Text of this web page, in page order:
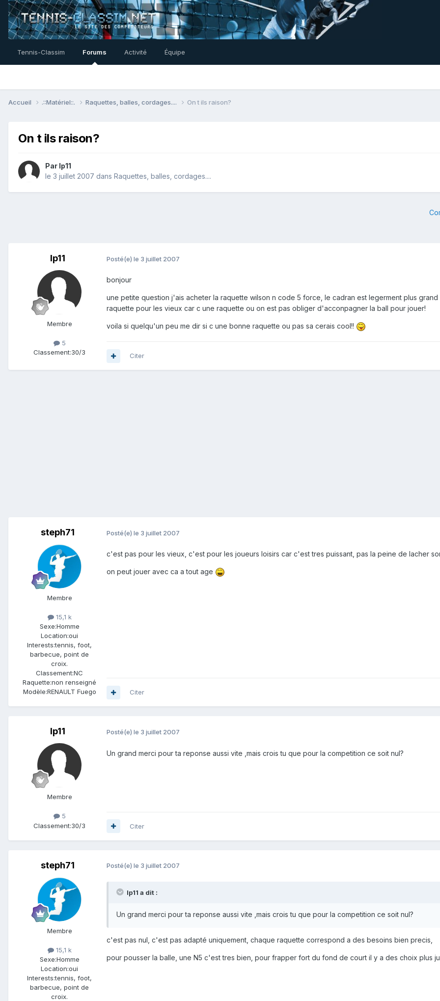
Tennis-Classim Forums Activité Équipe
Accueil .::Matériel::. Raquettes, balles, cordages.... On t ils raison?
On t ils raison?
Par lp11
le 3 juillet 2007 dans Raquettes, balles, cordages....
lp11
Membre
5
Classement:30/3
Posté(e) le 3 juillet 2007
bonjour
une petite question j'ais acheter la raquette wilson n code 5 force, le cadran est legerment plus
raquette pour les vieux car c une raquette ou on est pas obliger d'acconpagner la ball pour jouer!
voila si quelqu'un peu me dir si c une bonne raquette ou pas sa cerais cool!!
Citer
steph71
Membre
15,1 k
Sexe:Homme
Location:oui
Interests:tennis, foot,
barbecue, point de
croix.
Classement:NC
Raquette:non renseigné
Modèle:RENAULT Fuego
Posté(e) le 3 juillet 2007
c'est pas pour les vieux, c'est pour les joueurs loisirs car c'est tres puissant, pas la peine de lacher
on peut jouer avec ca a tout age
Citer
lp11
Membre
5
Classement:30/3
Posté(e) le 3 juillet 2007
Un grand merci pour ta reponse aussi vite ,mais crois tu que pour la competition ce soit nul?
Citer
steph71
Membre
15,1 k
Sexe:Homme
Location:oui
Interests:tennis, foot,
barbecue, point de
croix.
Posté(e) le 3 juillet 2007
lp11 a dit :
Un grand merci pour ta reponse aussi vite ,mais crois tu que pour la competition ce soit nul?
c'est pas nul, c'est pas adapté uniquement, chaque raquette correspond a des besoins bien precis,
pour pousser la balle, une N5 c'est tres bien, pour frapper fort du fond de court il y a des choix plus